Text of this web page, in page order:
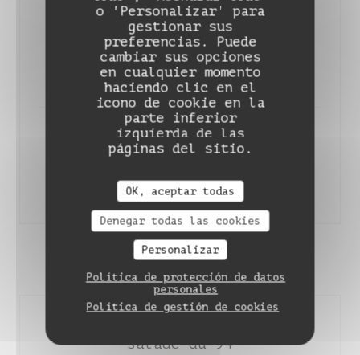
o 'Personalizar' para
gestionar sus
preferencias. Puede
cambiar sus opciones
en cualquier momento
haciendo clic en el
icono de cookie en la
parte inferior
izquierda de las
páginas del sitio.
OK, aceptar todas
Denegar todas las cookies
Personalizar
Política de protección de datos
personales
Política de gestión de cookies
Faux-filet de bœuf de
Normandie, pommes de terre et
beurre persil
35,00 EUR
Côte de bœuf de Normandie (2/3
pers), pommes de terre et
90,00 EUR
salade du 94